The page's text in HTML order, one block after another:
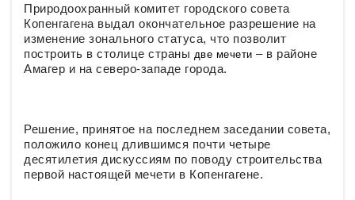
Природоохранный комитет городского совета
Копенгагена выдал окончательное разрешение на
изменение зонального статуса, что позволит
построить в столице страны две мечети – в районе
Амагер и на северо-западе города.
Решение, принятое на последнем заседании совета,
положило конец длившимся почти четыре
десятилетия дискуссиям по поводу строительства
первой настоящей мечети в Копенгагене.